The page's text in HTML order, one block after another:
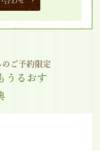
ご予約限定
うるおす